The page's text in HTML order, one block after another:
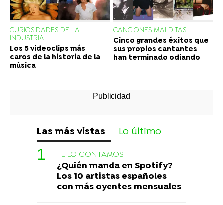
CURIOSIDADES DE LA
INDUSTRIA
Los 5 videoclips más
caros de la historia de la
música
CANCIONES MALDITAS
Cinco grandes éxitos que
sus propios cantantes
han terminado odiando
Las más vistas Lo último
TE LO CONTAMOS
¿Quién manda en Spotify?
Los 10 artistas españoles
con más oyentes mensuales